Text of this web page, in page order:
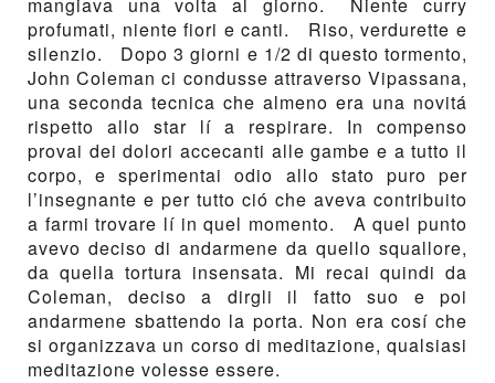
profumati, niente fiori e canti. Riso, verdurette e
silenzio. Dopo 3 giorni e 1/2 di questo tormento,
John Coleman ci condusse attraverso Vipassana,
una seconda tecnica che almeno era una novitá
rispetto allo star lí a respirare. In compenso
provai dei dolori accecanti alle gambe e a tutto il
corpo, e sperimentai odio allo stato puro per
l’insegnante e per tutto ció che aveva contribuito
a farmi trovare lí in quel momento. A quel punto
avevo deciso di andarmene da quello squallore,
da quella tortura insensata. Mi recai quindi da
Coleman, deciso a dirgli il fatto suo e poi
andarmene sbattendo la porta. Non era cosí che
si organizzava un corso di meditazione, qualsiasi
meditazione volesse essere.